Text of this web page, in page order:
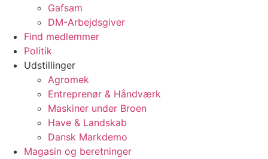
Gafsam
DM-Arbejdsgiver
Find medlemmer
Politik
Udstillinger
Agromek
Entreprenør & Håndværk
Maskiner under Broen
Have & Landskab
Dansk Markdemo
Magasin og beretninger